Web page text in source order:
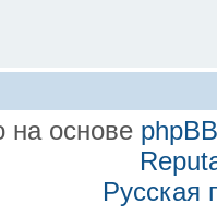
на основе phpBB
Русская